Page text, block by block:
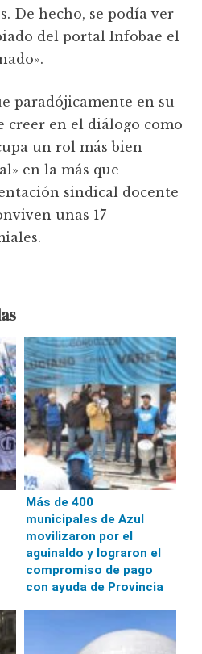
De hecho, se podía ver
del portal Infobae el
paradójicamente en su
creer en el diálogo como
un rol más bien
en la más que
sindical docente
unas 17
Más de 400
municipales de Azul
movilizaron por el
aguinaldo y lograron el
compromiso de pago
con ayuda de Provincia